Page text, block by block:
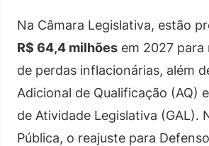
Na Câmara Legislativa, estão
R$ 64,4 milhões em 2027 para
de perdas inflacionárias, além
Adicional de Qualificação (AQ)
de Atividade Legislativa (GAL).
Pública, o reajuste para